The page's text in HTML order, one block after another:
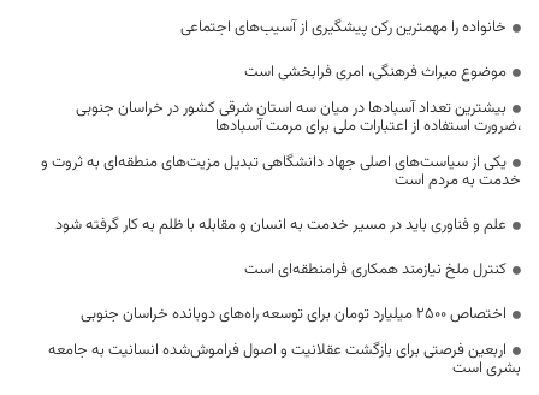
خانواده را مهمترین رکن پیشگیری از آسیب‌های اجتماعی
موضوع میراث فرهنگی، امری فرابخشی است
بیشترین تعداد آسبادها در میان سه استان شرقی کشور در خراسان جنوبی
،ضرورت استفاده از اعتبارات ملی برای مرمت آسبادها
یکی از سیاست‌های اصلی جهاد دانشگاهی تبدیل مزیت‌های منطقه‌ای به ثروت و
خدمت به مردم است
علم و فناوری باید در مسیر خدمت به انسان و مقابله با ظلم به کار گرفته شود
کنترل ملخ نیازمند همکاری فرامنطقه‌ای است
اختصاص 2500 میلیارد تومان برای توسعه راه‌های دوبانده خراسان جنوبی
اربعین فرصتی برای بازگشت عقلانیت و اصول فراموش‌شده انسانیت به جامعه
بشری است